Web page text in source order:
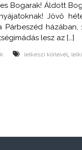
Bogarak! Áldott
Jövő
Párbeszéd házában,
lesz az […]
lelkészi körlevél